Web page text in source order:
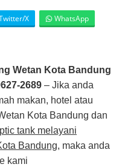
X
WhatsApp
Wetan Kota Bandung
2689 – Jika anda
makan, hotel atau
Kota Bandung dan
tank melayani
Bandung, maka anda
kami